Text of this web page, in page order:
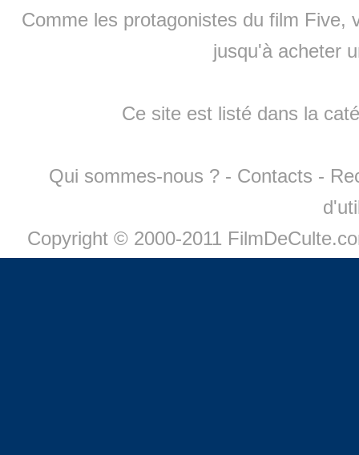
Comme les protagonistes du film Five,
jusqu'à acheter
Ce site est listé dans la
Qui sommes-nous ? - Contacts -
Copyright © 2000-2011